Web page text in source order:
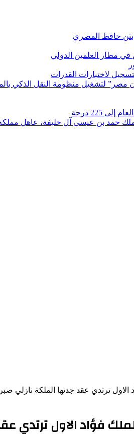
حافظ المصري
في مطار العلمين الدولي
لاختبارات القدرات
لتشغيل منظومة النقل الذكي
225 درجة
حمد بن عيسى آل خليفة، عاهل
الاول ترتدي عقد جدتها الملكة نازلي
فؤاد الاول ترتدي